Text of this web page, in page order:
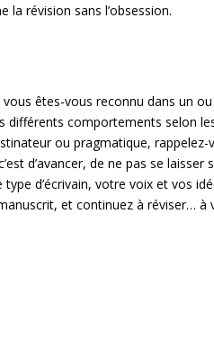
la révision sans l’obsession.
êtes-vous reconnu dans un ou
différents comportements selon
ou pragmatique, rappelez-
d’avancer, de ne pas se laisser
d’écrivain, votre voix et vos
et continuez à réviser… à